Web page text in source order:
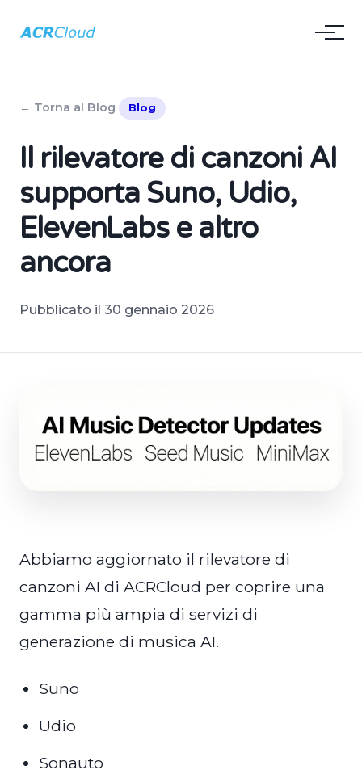
← Torna al Blog Blog
Il rilevatore di canzoni AI
supporta Suno, Udio,
ElevenLabs e altro
ancora
Pubblicato il 30 gennaio 2026
Abbiamo aggiornato il rilevatore di
canzoni AI di ACRCloud per coprire una
gamma più ampia di servizi di
generazione di musica AI.
Suno
Udio
Sonauto